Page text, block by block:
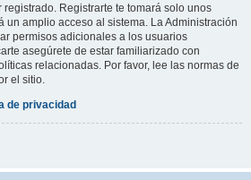
Registrarte te tomará solo unos
un amplio acceso al sistema. La Administración
permisos adicionales a los usuarios
asegúrete de estar familiarizado con
relacionadas. Por favor, lee las normas de
el sitio.
de privacidad